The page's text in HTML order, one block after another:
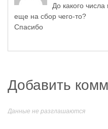
До какого
еще на сбор чего-то?
Спасибо
Добавить
Данные не разглашаются